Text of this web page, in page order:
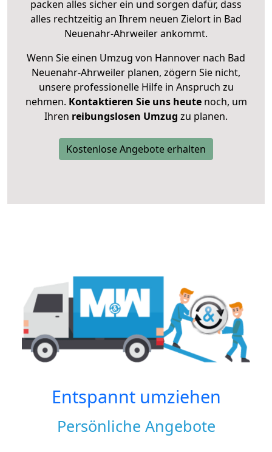
packen alles sicher ein und sorgen dafür, dass
alles rechtzeitig an Ihrem neuen Zielort in Bad
Neuenahr-Ahrweiler ankommt.
Wenn Sie einen Umzug von Hannover nach Bad
Neuenahr-Ahrweiler planen, zögern Sie nicht,
unsere professionelle Hilfe in Anspruch zu
nehmen. Kontaktieren Sie uns heutenoch, um
Ihren reibungslosen Umzug zu planen.
Kostenlose Angebote erhalten
Entspannt umziehen
Persönliche Angebote